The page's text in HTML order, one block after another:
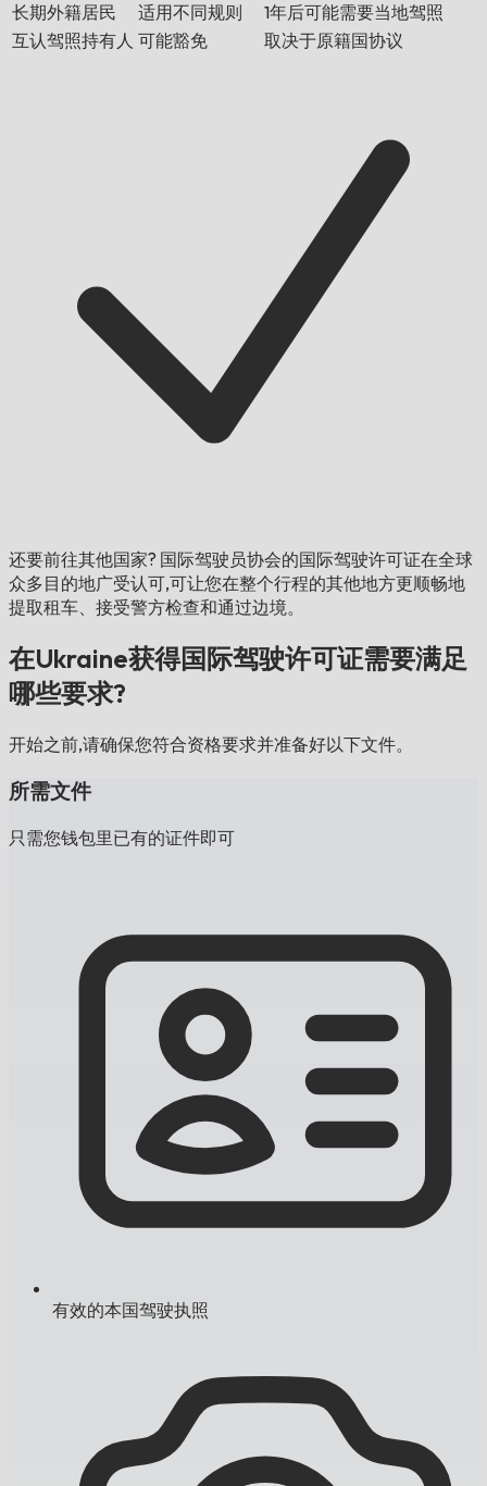
长期外籍居民
适用不同规则
1年后可能需要当地驾照
互认驾照持有人 可能豁免 取决于原籍国协议
还要前往其他国家? 国际驾驶员协会的国际驾驶许可证在全球
众多目的地广受认可,可让您在整个行程的其他地方更顺畅地
提取租车、接受警方检查和通过边境。
在Ukraine获得国际驾驶许可证需要满足
哪些要求?
开始之前,请确保您符合资格要求并准备好以下文件。
所需文件
只需您钱包里已有的证件即可
有效的本国驾驶执照